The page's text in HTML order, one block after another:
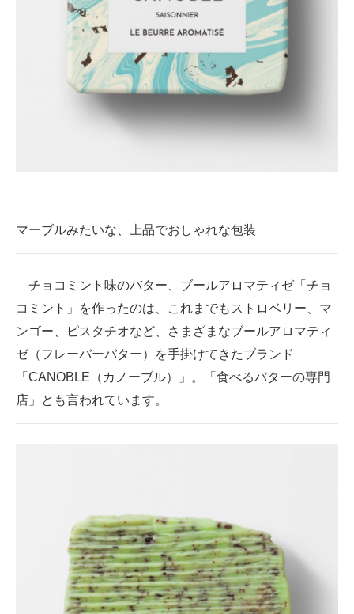
マーブルみたいな、上品でおしゃれな包装
チョコミント味のバター、ブールアロマティゼ「チョ
コミント」を作ったのは、これまでもストロベリー、マ
ンゴー、ピスタチオなど、さまざまなブールアロマティ
ゼ（フレーバーバター）を手掛けてきたブランド
「CANOBLE（カノーブル）」。「食べるバターの専門
店」とも言われています。